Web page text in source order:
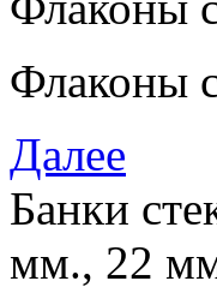
Флаконы
Далее
Банки
мм., 22